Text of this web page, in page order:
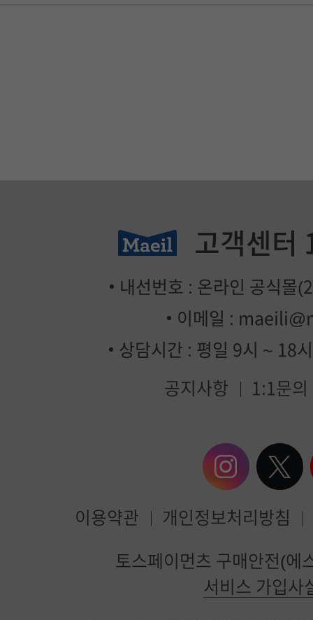
고객센터
내선번호 : 온라인 공식몰
이메일 :
상담시간 : 평일 9시 ~ 18
공지사항 1:1문의
이용약관 개인정보처리방침
토스페이먼츠 구매안전(에
서비스 가입사